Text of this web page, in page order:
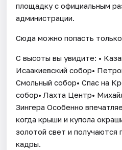
площадку с официальным
администрации.
Сюда можно попасть только
С высоты вы увидите: •
Исаакиевский собор•
Смольный собор• Спас на
собор• Лахта Центр•
Зингера Особенно
когда крыши и купола
золотой свет и
кадры.